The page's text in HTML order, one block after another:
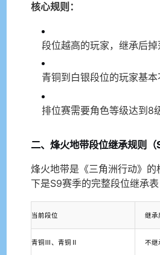
核心规则：
段位越高的玩家，继承后
青铜到白银段位的玩家基
排位赛需要角色等级达到8
二、烽火地带段位继承规则（
烽火地带是《三角洲行动》的
下是S9赛季的完整段位继承表
当前段位 继承
青铜Ⅲ、青铜Ⅱ 不继